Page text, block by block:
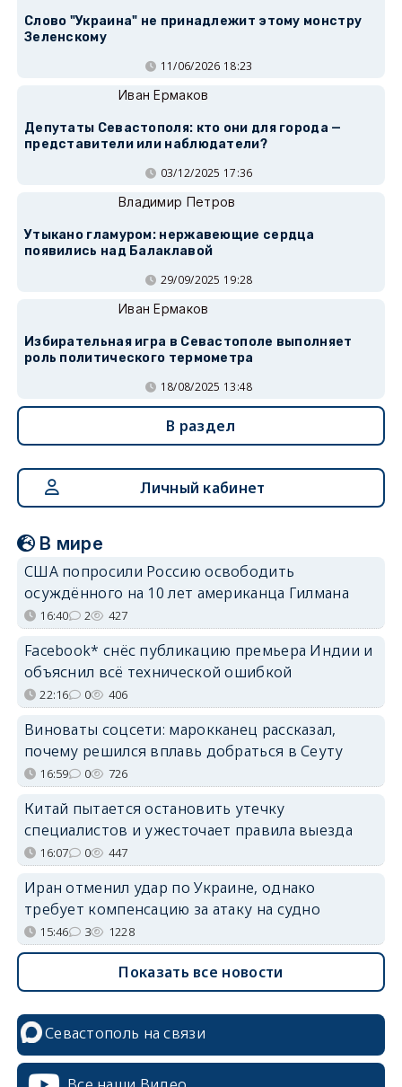
Слово "Украина" не принадлежит этому монстру
Зеленскому
11/06/2026 18:23
Иван Ермаков
Депутаты Севастополя: кто они для города —
представители или наблюдатели?
03/12/2025 17:36
Владимир Петров
Утыкано гламуром: нержавеющие сердца
появились над Балаклавой
29/09/2025 19:28
Иван Ермаков
Избирательная игра в Севастополе выполняет
роль политического термометра
18/08/2025 13:48
В раздел
Личный кабинет
В мире
США попросили Россию освободить
осуждённого на 10 лет американца Гилмана
16:40 2 427
Facebook* снёс публикацию премьера Индии и
объяснил всё технической ошибкой
22:16 0 406
Виноваты соцсети: марокканец рассказал,
почему решился вплавь добраться в Сеуту
16:59 0 726
Китай пытается остановить утечку
специалистов и ужесточает правила выезда
16:07 0 447
Иран отменил удар по Украине, однако
требует компенсацию за атаку на судно
15:46 3 1228
Показать все новости
Севастополь на связи